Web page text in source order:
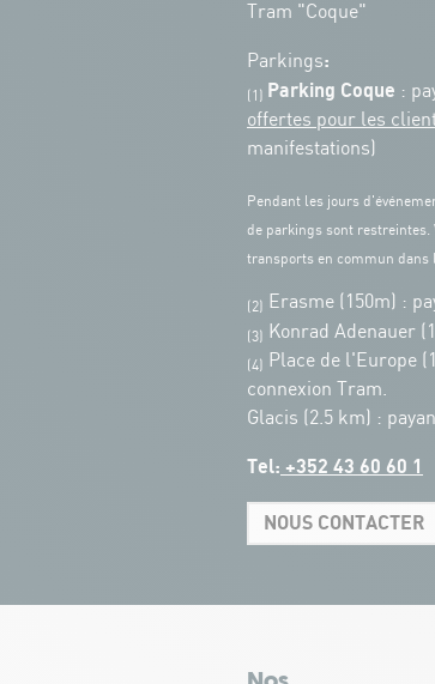
Tram "Coque"
Parkings:
(1) Parking Coque :
offertes pour les
manifestations)
Pendant les jours
de parkings sont
transports en commun dans
(2) Erasme (150m) :
(3) Konrad Adenauer
(4)
Place de l'Europe
connexion Tram.
Glacis (2.5 km) :
Tel: +352 43 60 60 1
NOUS CONTACTER